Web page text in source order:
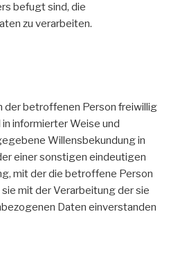
befugt sind, die
zu verarbeiten.
der betroffenen Person freiwillig
informierter Weise und
Willensbekundung in
einer sonstigen eindeutigen
mit der die betroffene Person
mit der Verarbeitung der sie
Daten einverstanden